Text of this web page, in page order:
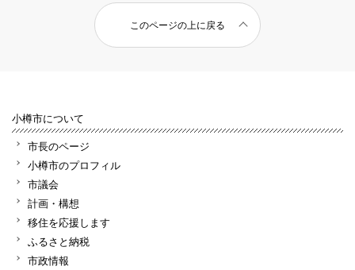
このページの上に戻る
小樽市について
市長のページ
小樽市のプロフィル
市議会
計画・構想
移住を応援します
ふるさと納税
市政情報